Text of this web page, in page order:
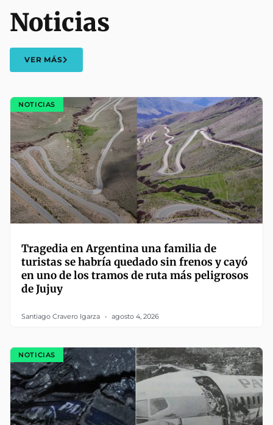
Noticias
VER MÁS
NOTICIAS
Tragedia en Argentina una familia de
turistas se habría quedado sin frenos y cayó
en uno de los tramos de ruta más peligrosos
de Jujuy
Santiago Cravero Igarza agosto 4, 2026
NOTICIAS